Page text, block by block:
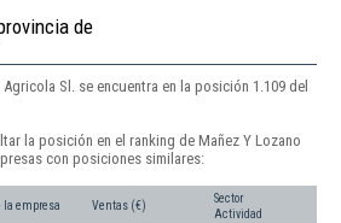
de
Sl. se encuentra en la posición 1.109 del
la posición en el ranking de Mañez Y Lozano
con posiciones similares:
la empresa Ventas (€)
Sector
Actividad